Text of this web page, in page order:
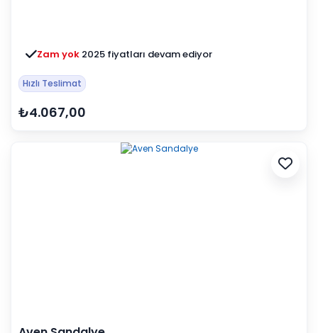
Zam yok 2025 fiyatları devam ediyor
Hızlı Teslimat
₺4.067,00